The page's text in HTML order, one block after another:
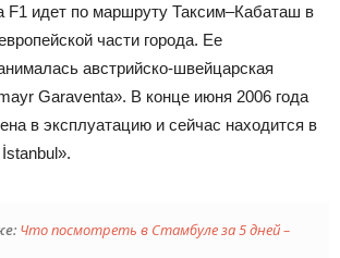
F1 идет по маршруту Таксим–Кабаташ в
части города. Ее
австрийско-швейцарская
Garaventa». В конце июня 2006 года
в эксплуатацию и сейчас находится в
Что посмотреть в Стамбуле за 5 дней –